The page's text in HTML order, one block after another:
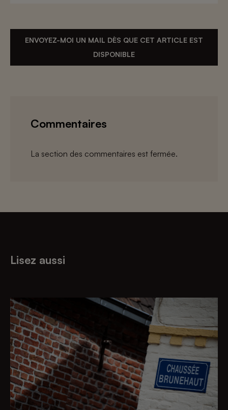
ENVOYEZ-MOI UN MAIL DÈS QUE CET ARTICLE EST
DISPONIBLE
Commentaires
La section des commentaires est fermée.
Lisez aussi